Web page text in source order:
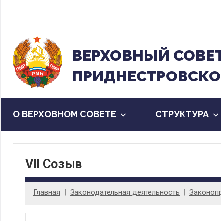
содержанию
ВЕРХОВНЫЙ
О ВЕРХОВНОМ СОВЕТЕ CТРУКТУРА
VII Созыв
Главная Законодательная деятельность